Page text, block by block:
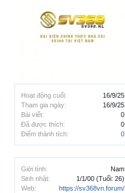
Hoạt động cuối:
16/9/25
Tham gia ngày:
16/9/25
Bài viết:
0
Đã được thích:
0
Điểm thành tích:
0
Giới tính:
Nam
Sinh nhật:
1/1/00 (Tuổi: 26)
Web:
https://sv368vn.forum/